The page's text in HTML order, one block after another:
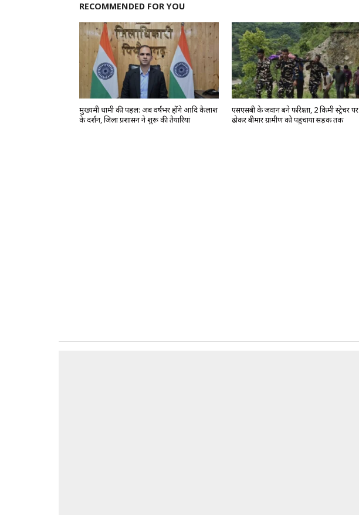
RECOMMENDED FOR YOU
मुख्यमंत्री धामी की पहल: अब वर्षभर होंगे आदि कैलाश
के दर्शन, जिला प्रशासन ने शुरू की तैयारियां
एसएसबी के जवान बने फरिश्ता, 2 किमी स्ट्रेचर पर
ढोकर बीमार ग्रामीण को पहुंचाया सड़क तक